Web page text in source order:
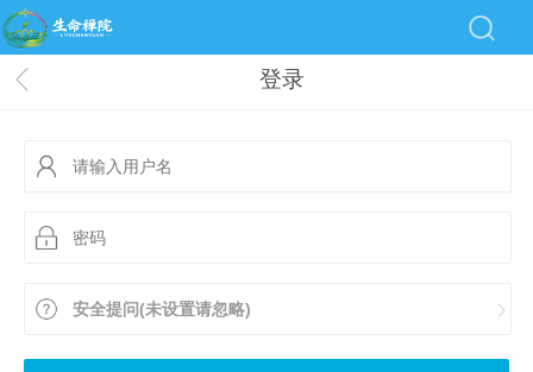
登录
安全提问(未设置请忽略)